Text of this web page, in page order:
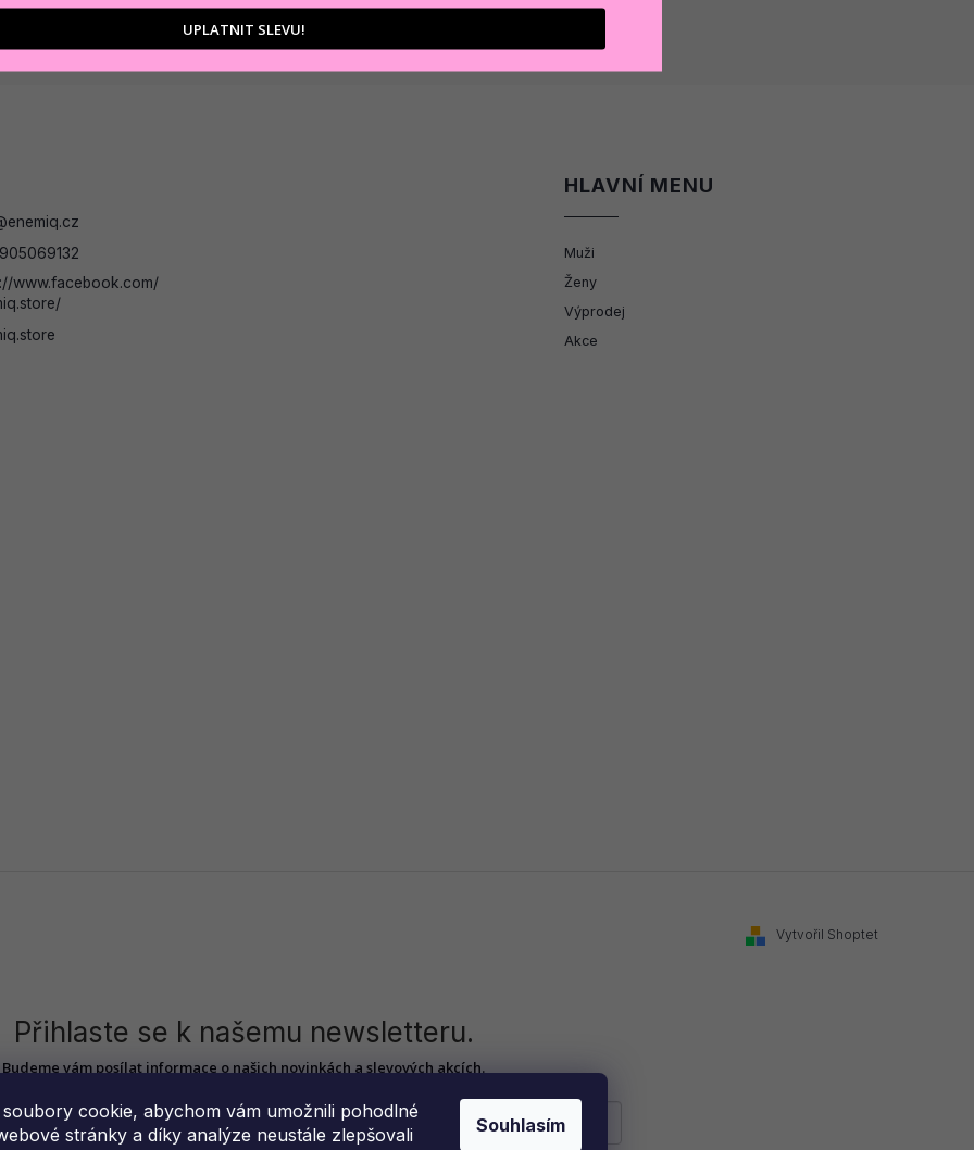
cookie, abychom vám umožnili pohodlné
stránky a díky analýze neustále zlepšovali
Souhlasím
enemiq.cz
www.facebook.com/
HLAVNÍ MENU
Muži
Ženy
Výprodej
Akce
Vytvořil Shoptet
Přihlaste se k našemu newsletteru.
Budeme vám posílat informace o našich novinkách a slevových akcích.
UPLATNIT SLEVU!